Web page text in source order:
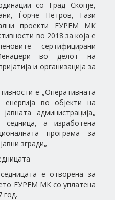
со Град Скопје,
Ѓорче Петров, Гази
проекти ЕУРЕМ МК
во 2018 за која е
- сертифицирани
во делот на
и организација за
е „Оперативната
во објекти на
администрација„
седница, а изработена
програма за
згради„
е отворена за
ЕУРЕМ МК со уплатена
год.